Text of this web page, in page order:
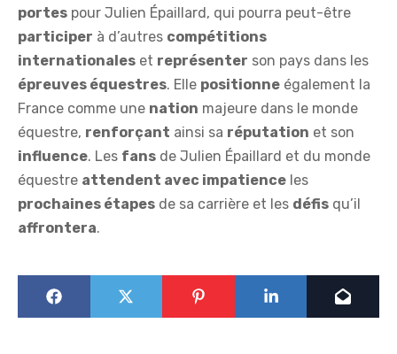
portes pour Julien Épaillard, qui pourra peut-être
participer à d’autres compétitions
internationales et représenter son pays dans les
épreuves équestres. Elle positionne également la
France comme une nation majeure dans le monde
équestre, renforçant ainsi sa réputation et son
influence. Les fans de Julien Épaillard et du monde
équestre attendent avec impatience les
prochaines étapes de sa carrière et les défis qu’il
affrontera.